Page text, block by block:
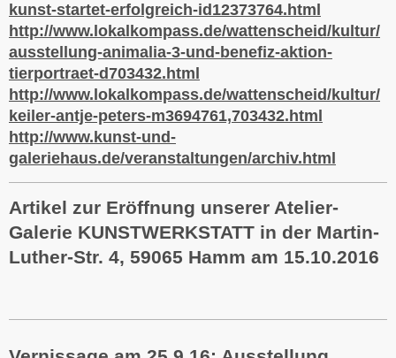
kunst-startet-erfolgreich-id12373764.html
http://www.lokalkompass.de/wattenscheid/kultur/
ausstellung-animalia-3-und-benefiz-aktion-
tierportraet-d703432.html
http://www.lokalkompass.de/wattenscheid/kultur/
keiler-antje-peters-m3694761,703432.html
http://www.kunst-und-
galeriehaus.de/veranstaltungen/archiv.html
Artikel zur Eröffnung unserer Atelier-
Galerie KUNSTWERKSTATT in der Martin-
Luther-Str. 4, 59065 Hamm am 15.10.2016